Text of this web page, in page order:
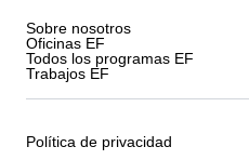
Sobre nosotros
Oficinas EF
Todos los programas EF
Trabajos EF
Política de privacidad